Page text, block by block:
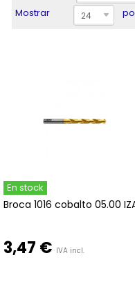
Mostrar 24
En stock
Broca 1016 cobalto 05.00
3,47 € IVA incl.